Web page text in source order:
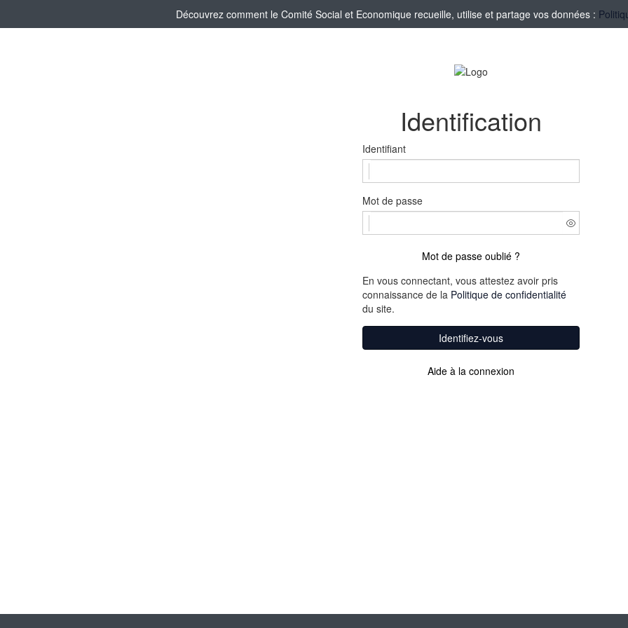
Découvrez comment le Comité Social et Economique recueille, utilise et partage vos données :
Identification
Identifiant
Mot de passe
Mot de passe oublié ?
En vous connectant, vous attestez avoir pris
connaissance de la Politique de confidentialité
du site.
Identifiez-vous
Aide à la connexion